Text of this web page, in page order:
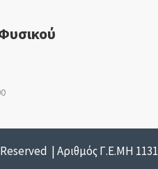
| Αριθμός Γ.Ε.ΜΗ